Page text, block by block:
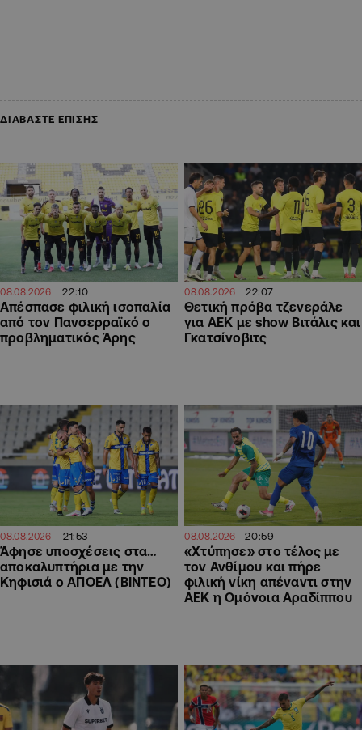
ΔΙΑΒΑΣΤΕ ΕΠΙΣΗΣ
08.08.2026 22:10
Απέσπασε φιλική ισοπαλία
από τον Πανσερραϊκό ο
προβληματικός Άρης
08.08.2026 22:07
Θετική πρόβα τζενεράλε
για ΑΕΚ με show Βιτάλις και
Γκατσίνοβιτς
08.08.2026 21:53
Άφησε υποσχέσεις στα…
αποκαλυπτήρια με την
Κηφισιά ο ΑΠΟΕΛ (ΒΙΝΤΕΟ)
08.08.2026 20:59
«Χτύπησε» στο τέλος με
τον Ανθίμου και πήρε
φιλική νίκη απέναντι στην
ΑΕΚ η Ομόνοια Αραδίππου